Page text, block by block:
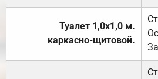
Туалет 1,0х1,0 м.
каркасно-щитовой.